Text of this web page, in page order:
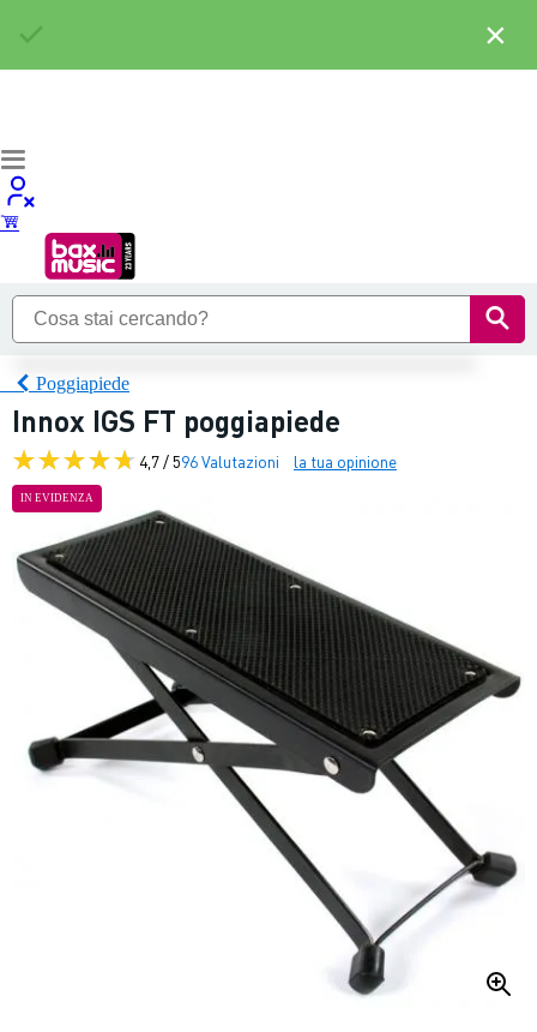
Poggiapiede
Innox IGS FT poggiapiede
4,7 / 596 Valutazioni la tua opinione
IN EVIDENZA
×